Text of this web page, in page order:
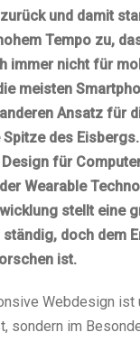
und damit
Tempo zu,
immer nicht für
meisten
Ansatz für
des
für
Wearable
stellt eine
doch dem
ist.
Webdesign
im